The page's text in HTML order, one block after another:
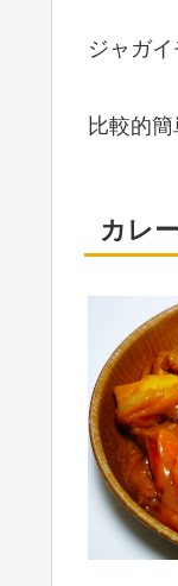
ジャガ
比較的
カレー